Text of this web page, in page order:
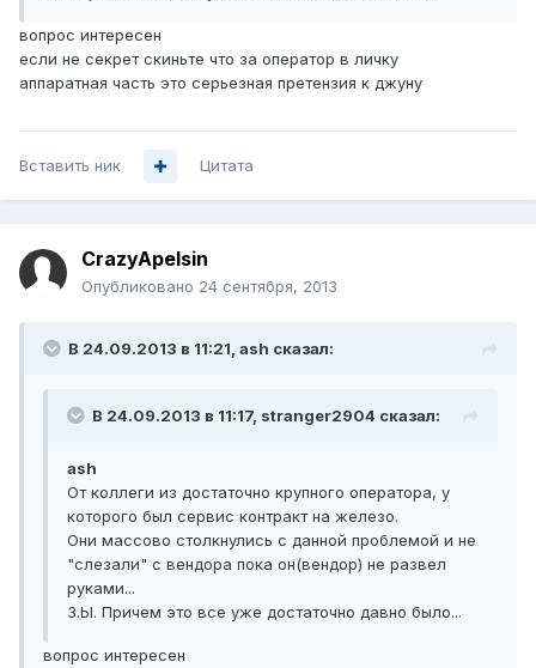
вопрос интересен
если не секрет скиньте что за оператор в личку
аппаратная часть это серьезная претензия к джуну
Вставить ник Цитата
CrazyApelsin
Опубликовано 24 сентября, 2013
В 24.09.2013 в 11:21, ash сказал:
В 24.09.2013 в 11:17, stranger2904 сказал:
ash
От коллеги из достаточно крупного оператора, у
которого был сервис контракт на железо.
Они массово столкнулись с данной проблемой и не
"слезали" с вендора пока он(вендор) не развел
руками...
З.Ы. Причем это все уже достаточно давно было...
вопрос интересен